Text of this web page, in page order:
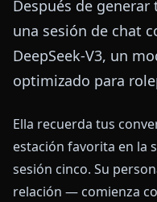
Después de
una sesión de chat
DeepSeek-V3, un
optimizado para
Ella recuerda tus
estación favorita en la
sesión cinco. Su
relación — comienza